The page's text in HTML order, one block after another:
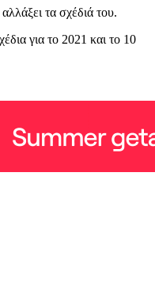
τα σχέδιά του.
για το 2021 και το 10